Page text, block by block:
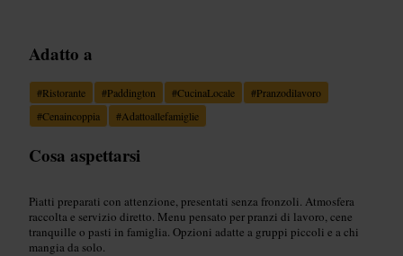
Adatto a
#Ristorante #Paddington #CucinaLocale #Pranzodilavoro
#Cenaincoppia #Adattoallefamiglie
Cosa aspettarsi
Piatti preparati con attenzione, presentati senza fronzoli. Atmosfera
raccolta e servizio diretto. Menu pensato per pranzi di lavoro, cene
tranquille o pasti in famiglia. Opzioni adatte a gruppi piccoli e a chi
mangia da solo.